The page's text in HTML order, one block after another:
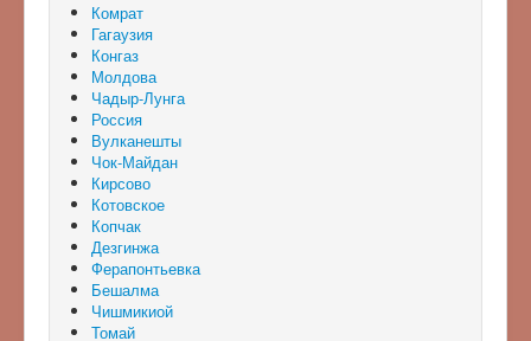
Комрат
Гагаузия
Конгаз
Молдова
Чадыр-Лунга
Россия
Вулканешты
Чок-Майдан
Кирсово
Котовское
Копчак
Дезгинжа
Ферапонтьевка
Бешалма
Чишмикиой
Томай